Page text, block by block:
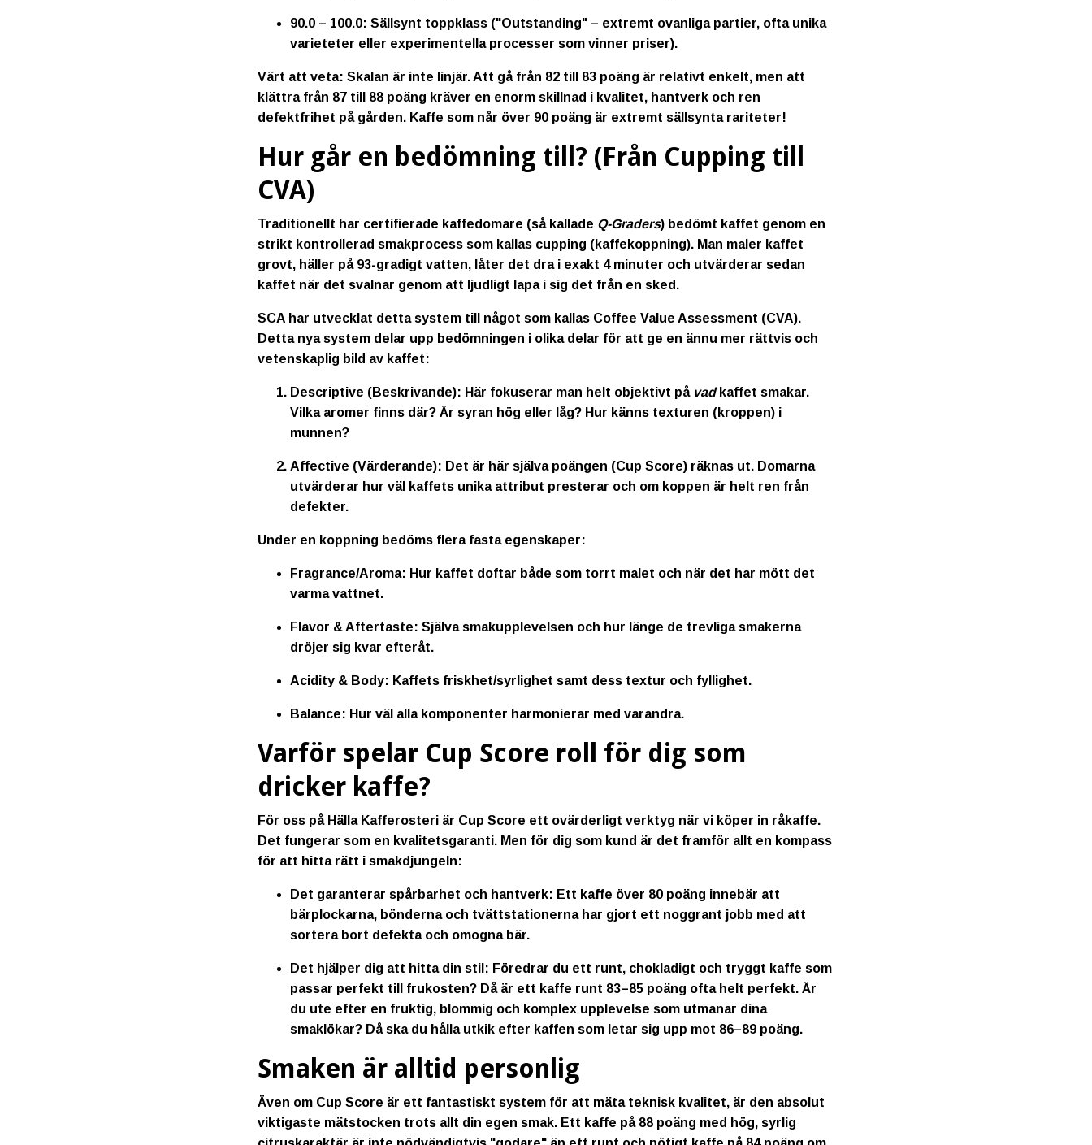
90.0 – 100.0: Sällsynt toppklass ("Outstanding" – extremt ovanliga partier, ofta unika
varieteter eller experimentella processer som vinner priser).
Värt att veta: Skalan är inte linjär. Att gå från 82 till 83 poäng är relativt enkelt, men att
klättra från 87 till 88 poäng kräver en enorm skillnad i kvalitet, hantverk och ren
defektfrihet på gården. Kaffe som når över 90 poäng är extremt sällsynta rariteter!
Hur går en bedömning till? (Från Cupping till
CVA)
Traditionellt har certifierade kaffedomare (så kallade Q-Graders) bedömt kaffet genom en
strikt kontrollerad smakprocess som kallas cupping (kaffekoppning). Man maler kaffet
grovt, häller på 93-gradigt vatten, låter det dra i exakt 4 minuter och utvärderar sedan
kaffet när det svalnar genom att ljudligt lapa i sig det från en sked.
SCA har utvecklat detta system till något som kallas Coffee Value Assessment (CVA).
Detta nya system delar upp bedömningen i olika delar för att ge en ännu mer rättvis och
vetenskaplig bild av kaffet:
Descriptive (Beskrivande): Här fokuserar man helt objektivt på vadkaffet smakar.
Vilka aromer finns där? Är syran hög eller låg? Hur känns texturen (kroppen) i
munnen?
Affective (Värderande): Det är här själva poängen (Cup Score) räknas ut. Domarna
utvärderar hur väl kaffets unika attribut presterar och om koppen är helt ren från
defekter.
Under en koppning bedöms flera fasta egenskaper:
Fragrance/Aroma: Hur kaffet doftar både som torrt malet och när det har mött det
varma vattnet.
Flavor & Aftertaste: Själva smakupplevelsen och hur länge de trevliga smakerna
dröjer sig kvar efteråt.
Acidity & Body: Kaffets friskhet/syrlighet samt dess textur och fyllighet.
Balance: Hur väl alla komponenter harmonierar med varandra.
Varför spelar Cup Score roll för dig som
dricker kaffe?
För oss på Hälla Kafferosteri är Cup Score ett ovärderligt verktyg när vi köper in råkaffe.
Det fungerar som en kvalitetsgaranti. Men för dig som kund är det framför allt en kompass
för att hitta rätt i smakdjungeln:
Det garanterar spårbarhet och hantverk: Ett kaffe över 80 poäng innebär att
bärplockarna, bönderna och tvättstationerna har gjort ett noggrant jobb med att
sortera bort defekta och omogna bär.
Det hjälper dig att hitta din stil: Föredrar du ett runt, chokladigt och tryggt kaffe som
passar perfekt till frukosten? Då är ett kaffe runt 83–85 poäng ofta helt perfekt. Är
du ute efter en fruktig, blommig och komplex upplevelse som utmanar dina
smaklökar? Då ska du hålla utkik efter kaffen som letar sig upp mot 86–89 poäng.
Smaken är alltid personlig
Även om Cup Score är ett fantastiskt system för att mäta teknisk kvalitet, är den absolut
viktigaste mätstocken trots allt din egen smak. Ett kaffe på 88 poäng med hög, syrlig